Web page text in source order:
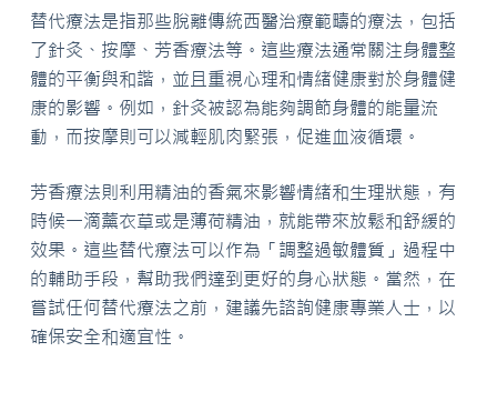
替代療法是指那些脫離傳統西醫治療範疇的療法，包括
了針灸、按摩、芳香療法等。這些療法通常關注身體整
體的平衡與和諧，並且重視心理和情緒健康對於身體健
康的影響。例如，針灸被認為能夠調節身體的能量流
動，而按摩則可以減輕肌肉緊張，促進血液循環。
芳香療法則利用精油的香氣來影響情緒和生理狀態，有
時候一滴薰衣草或是薄荷精油，就能帶來放鬆和舒緩的
效果。這些替代療法可以作為「調整過敏體質」過程中
的輔助手段，幫助我們達到更好的身心狀態。當然，在
嘗試任何替代療法之前，建議先諮詢健康專業人士，以
確保安全和適宜性。